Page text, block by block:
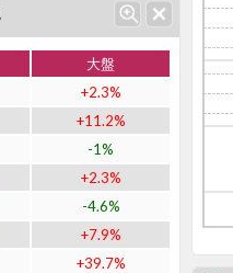
大盤
+2.3%
+11.2%
-1%
+2.3%
-4.6%
+7.9%
+39.7%